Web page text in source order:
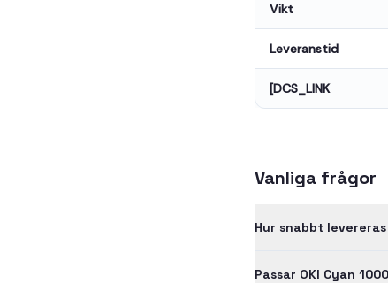
Vikt
Leveranstid
[DCS_LINK
Vanliga frågor
Hur snabbt
Passar OKI Cyan